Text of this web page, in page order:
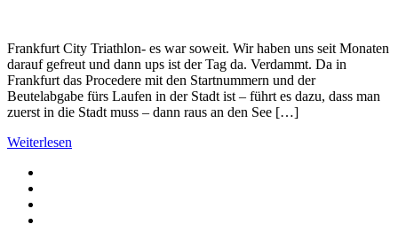
Frankfurt City Triathlon- es war soweit. Wir haben uns seit Monaten
darauf gefreut und dann ups ist der Tag da. Verdammt. Da in
Frankfurt das Procedere mit den Startnummern und der
Beutelabgabe fürs Laufen in der Stadt ist – führt es dazu, dass man
zuerst in die Stadt muss – dann raus an den See […]
Weiterlesen